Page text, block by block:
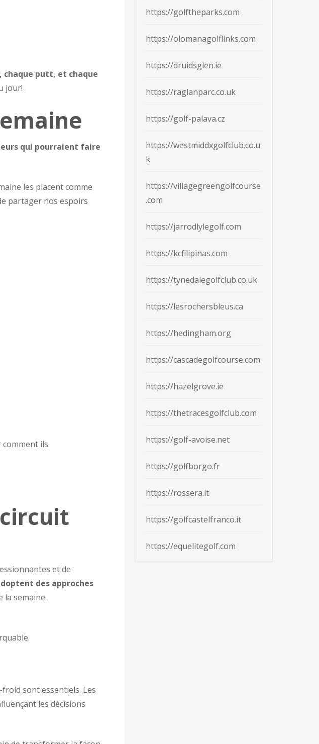
chaque putt, et chaque
jour!
qui pourraient faire
les placent comme
partager nos espoirs
ils
et de
des approches
la semaine.
sont essentiels. Les
les décisions
https://golftheparks.com
https://olomanagolflinks.com
https://druidsglen.ie
https://raglanparc.co.uk
https://golf-palava.cz
https://westmiddxgolfclub.co.u
k
https://villagegreengolfcourse
.com
https://jarrodlylegolf.com
https://kcfilipinas.com
https://tynedalegolfclub.co.uk
https://lesrochersbleus.ca
https://hedingham.org
https://cascadegolfcourse.com
https://hazelgrove.ie
https://thetracesgolfclub.com
https://golf-avoise.net
https://golfborgo.fr
https://rossera.it
https://golfcastelfranco.it
https://equelitegolf.com